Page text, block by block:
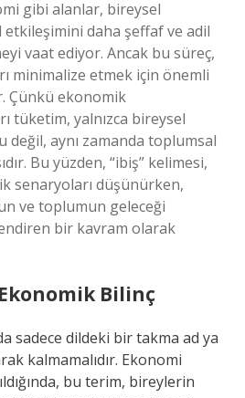
gibi alanlar, bireysel
daha şeffaf ve adil
vaat ediyor. Ancak bu süreç,
minimalize etmek için önemli
Çünkü ekonomik
tüketim, yalnızca bireysel
değil, aynı zamanda toplumsal
Bu yüzden, “ibiş” kelimesi,
senaryoları düşünürken,
ve toplumun geleceği
bir kavram olarak
Bilinç
sadece dildeki bir takma ad ya
kalmamalıdır. Ekonomi
bu terim, bireylerin